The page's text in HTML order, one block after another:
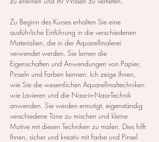
Zu Beginn des Kurses erhalten Sie eine
ausführliche Einführung in die verschiedenen
Materialien, die in der Aquarellmalerei
verwendet werden. Sie lernen die
Eigenschaften und Anwendungen von Papier,
Pinseln und Farben kennen. Ich zeige Ihnen,
wie Sie die wesentlichen Aquarellmaltechniken
wie Lavieren und die Nass-in-Nass-Technik
anwenden. Sie werden ermutigt, eigenständig
verschiedene Töne zu mischen und kleine
Motive mit diesen Techniken zu malen. Dies hilft
Ihnen, sicher und kreativ mit Farbe und Pinsel